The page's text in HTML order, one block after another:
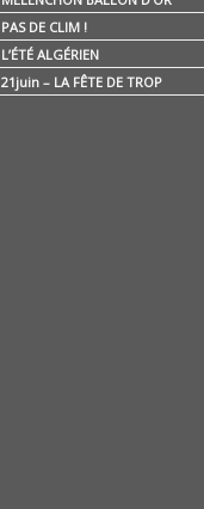
PAS DE CLIM !
L’ÉTÉ ALGÉRIEN
21juin – LA FÊTE DE TROP